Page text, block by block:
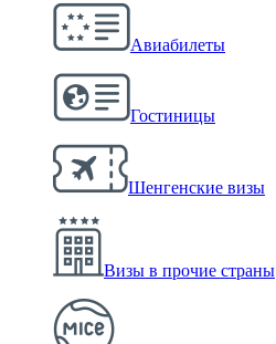
Авиабилеты
Гостиницы
Шенгенские визы
Визы в прочие страны